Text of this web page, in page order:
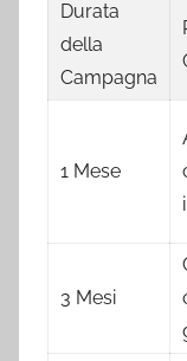
Durata
della
Campagna
1 Mese
3 Mesi